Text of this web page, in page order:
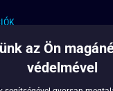
az Ön
védelmével